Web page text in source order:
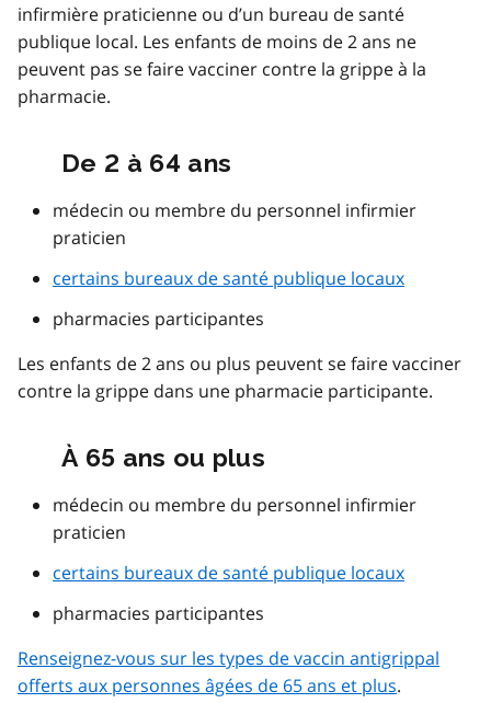
infirmière praticienne ou d’un bureau de santé
publique local. Les enfants de moins de 2 ans ne
peuvent pas se faire vacciner contre la grippe à la
pharmacie.
De 2 à 64 ans
médecin ou membre du personnel infirmier
praticien
certains bureaux de santé publique locaux
pharmacies participantes
Les enfants de 2 ans ou plus peuvent se faire vacciner
contre la grippe dans une pharmacie participante.
À 65 ans ou plus
médecin ou membre du personnel infirmier
praticien
certains bureaux de santé publique locaux
pharmacies participantes
Renseignez-vous sur les types de vaccin antigrippal
offerts aux personnes âgées de 65 ans et plus.